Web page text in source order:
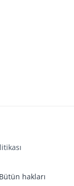
hakları